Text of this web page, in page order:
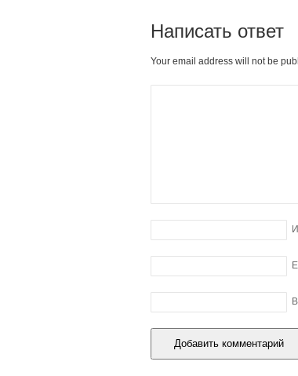
Написать ответ
Your email address will not be